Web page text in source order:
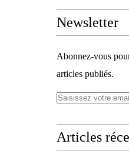
Newsletter
Abonnez-vous
articles publiés.
Articles